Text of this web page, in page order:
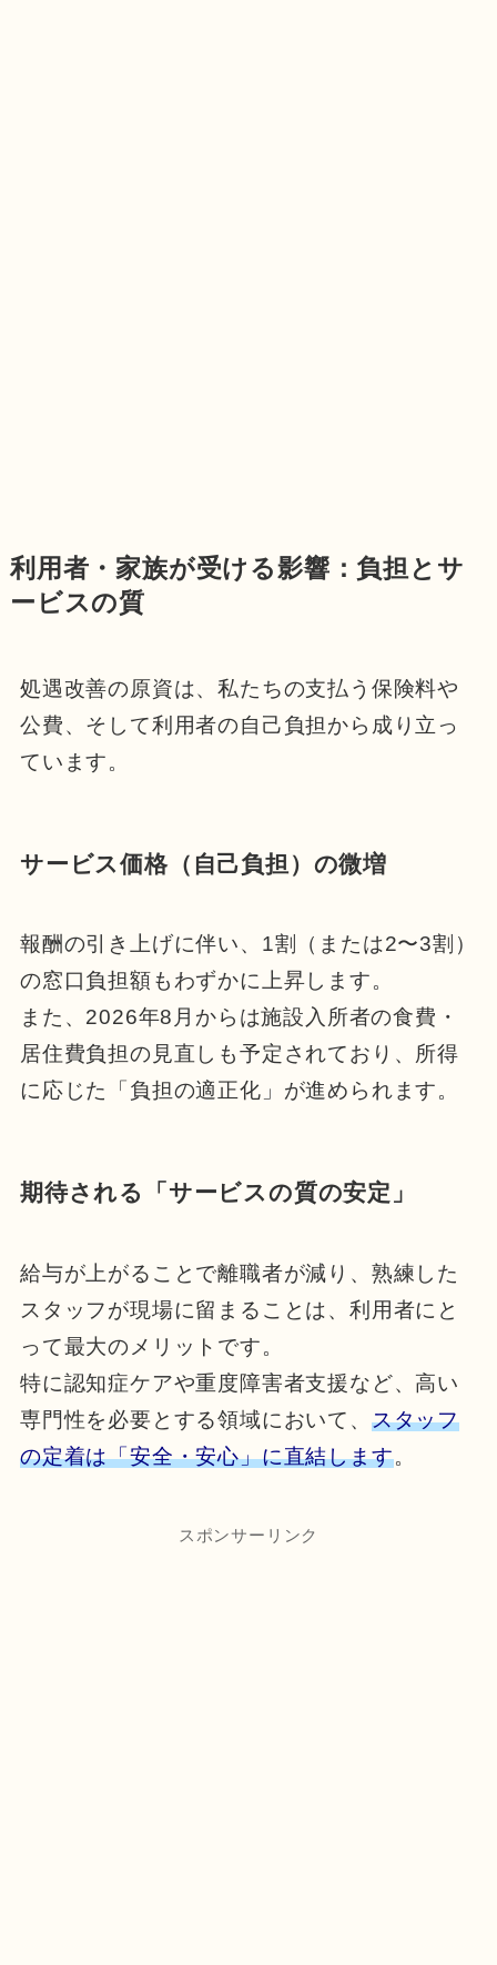
利用者・家族が受ける影響：負担とサ
ービスの質
処遇改善の原資は、私たちの支払う保険料や
公費、そして利用者の自己負担から成り立っ
ています。
サービス価格（自己負担）の微増
報酬の引き上げに伴い、1割（または2〜3割）
の窓口負担額もわずかに上昇します。
また、2026年8月からは施設入所者の食費・
居住費負担の見直しも予定されており、所得
に応じた「負担の適正化」が進められます。
期待される「サービスの質の安定」
給与が上がることで離職者が減り、熟練した
スタッフが現場に留まることは、利用者にと
って最大のメリットです。
特に認知症ケアや重度障害者支援など、高い
専門性を必要とする領域において、 スタッフ
の定着は「安全・安心」に直結します。
スポンサーリンク